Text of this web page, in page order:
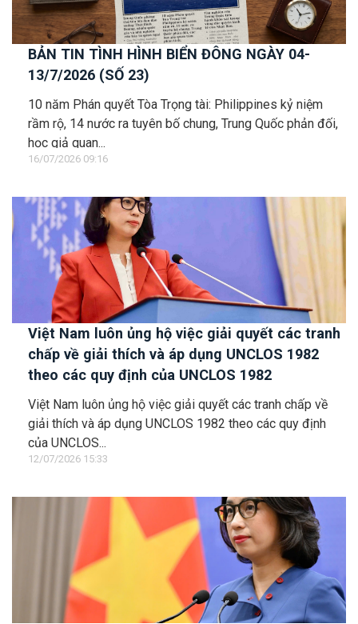
BẢN TIN TÌNH HÌNH BIỂN ĐÔNG NGÀY 04-
13/7/2026 (SỐ 23)
10 năm Phán quyết Tòa Trọng tài: Philippines kỷ niệm
rầm rộ, 14 nước ra tuyên bố chung, Trung Quốc phản đối,
học giả quan...
16/07/2026 09:16
Việt Nam luôn ủng hộ việc giải quyết các tranh
chấp về giải thích và áp dụng UNCLOS 1982
theo các quy định của UNCLOS 1982
Việt Nam luôn ủng hộ việc giải quyết các tranh chấp về
giải thích và áp dụng UNCLOS 1982 theo các quy định
của UNCLOS...
12/07/2026 15:33